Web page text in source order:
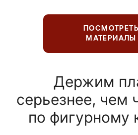
ПОСМОТРЕТЬ
МАТЕРИАЛЫ
Держим
серьезнее, чем
по фигурному